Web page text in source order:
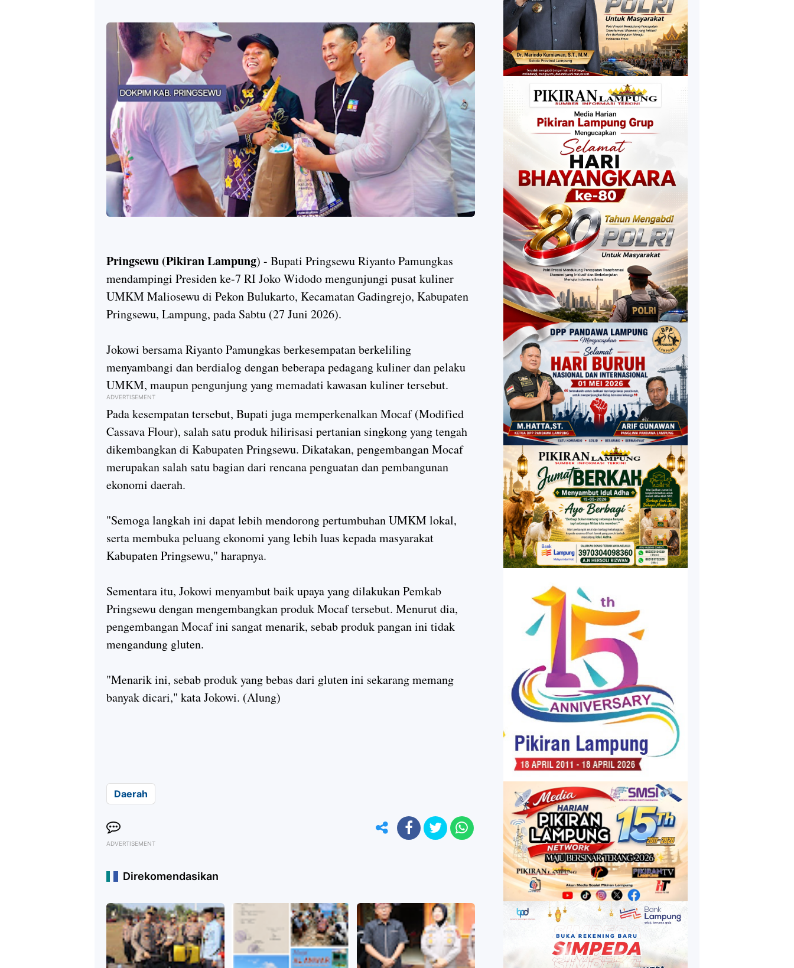
Pringsewu (Pikiran Lampung) - Bupati Pringsewu Riyanto Pamungkas
mendampingi Presiden ke-7 RI Joko Widodo mengunjungi pusat kuliner
UMKM Maliosewu di Pekon Bulukarto, Kecamatan Gadingrejo, Kabupaten
Pringsewu, Lampung, pada Sabtu (27 Juni 2026).
Jokowi bersama Riyanto Pamungkas berkesempatan berkeliling
menyambangi dan berdialog dengan beberapa pedagang kuliner dan pelaku
UMKM, maupun pengunjung yang memadati kawasan kuliner tersebut.
ADVERTISEMENT
Pada kesempatan tersebut, Bupati juga memperkenalkan Mocaf (Modified
Cassava Flour), salah satu produk hilirisasi pertanian singkong yang tengah
dikembangkan di Kabupaten Pringsewu. Dikatakan, pengembangan Mocaf
merupakan salah satu bagian dari rencana penguatan dan pembangunan
ekonomi daerah.
"Semoga langkah ini dapat lebih mendorong pertumbuhan UMKM lokal,
serta membuka peluang ekonomi yang lebih luas kepada masyarakat
Kabupaten Pringsewu," harapnya.
Sementara itu, Jokowi menyambut baik upaya yang dilakukan Pemkab
Pringsewu dengan mengembangkan produk Mocaf tersebut. Menurut dia,
pengembangan Mocaf ini sangat menarik, sebab produk pangan ini tidak
mengandung gluten.
"Menarik ini, sebab produk yang bebas dari gluten ini sekarang memang
banyak dicari," kata Jokowi. (Alung)
Daerah
ADVERTISEMENT
Direkomendasikan